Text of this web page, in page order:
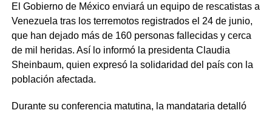
El Gobierno de México enviará un equipo de rescatistas a
Venezuela tras los terremotos registrados el 24 de junio,
que han dejado más de 160 personas fallecidas y cerca
de mil heridas. Así lo informó la presidenta Claudia
Sheinbaum, quien expresó la solidaridad del país con la
población afectada.
Durante su conferencia matutina, la mandataria detalló